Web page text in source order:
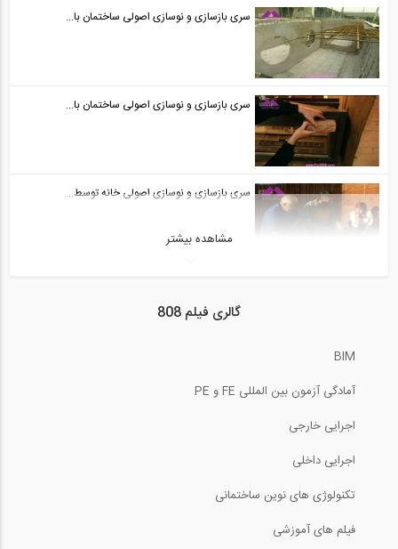
سری بازسازی و نوسازی اصولی ساختمان با...
سری بازسازی و نوسازی اصولی ساختمان با...
سری بازسازی و نوسازی اصولی خانه توسط...
مشاهده بیشتر
گالری فیلم 808
BIM
آمادگی آزمون بین المللی FE و PE
اجرایی خارجی
اجرایی داخلی
تکنولوژی های نوین ساختمانی
فیلم های آموزشی